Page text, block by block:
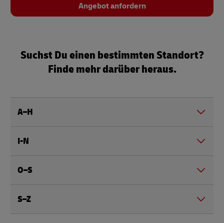
Angebot anfordern
Suchst Du einen bestimmten Standort?
Finde mehr darüber heraus.
A–H
I-N
O–S
S–Z